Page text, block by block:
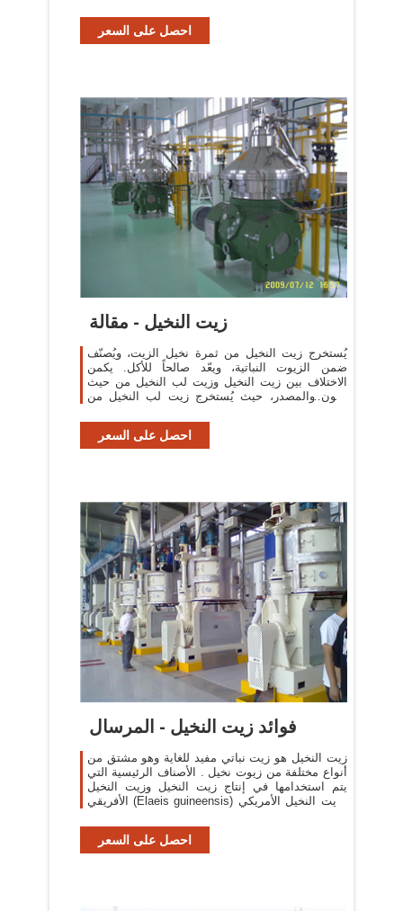
احصل على السعر
زيت النخيل - مقالة
يُستخرج زيت النخيل من ثمرة نخيل الزيت، ويُصنّف
ضمن الزيوت النباتية، ويعّد صالحاً للأكل. يكمن
الاختلاف بين زيت النخيل وزيت لب النخيل من حيث
اللون والمصدر، حيث يُستخرج زيت لب النخيل من
احصل على السعر
فوائد زيت النخيل - المرسال
زيت النخيل هو زيت نباتي مفيد للغاية وهو مشتق من
أنواع مختلفة من زيوت نخيل . الأصناف الرئيسية التي
يتم استخدامها في إنتاج زيت النخيل وزيت النخيل
الأفريقي (Elaeis guineensis) وزيت النخيل الأمريكي
احصل على السعر